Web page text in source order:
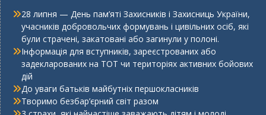
28 липня — День пам’яті Захисників і Захисниць України,
учасників добровольчих формувань і цивільних осіб, які
були страчені, закатовані або загинули у полоні.
Інформація для вступників, зареєстрованих або
задекларованих на ТОТ чи територіях активних бойових
дій
До уваги батьків майбутніх першокласників
Творимо безбар’єрний світ разом